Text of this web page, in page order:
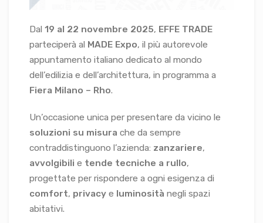
Dal 19 al 22 novembre 2025, EFFE TRADE
parteciperà al MADE Expo, il più autorevole
appuntamento italiano dedicato al mondo
dell’edilizia e dell’architettura, in programma a
Fiera Milano – Rho.
Un’occasione unica per presentare da vicino le
soluzioni su misura che da sempre
contraddistinguono l’azienda: zanzariere,
avvolgibili e tende tecniche a rullo,
progettate per rispondere a ogni esigenza di
comfort, privacy e luminosità negli spazi
abitativi.